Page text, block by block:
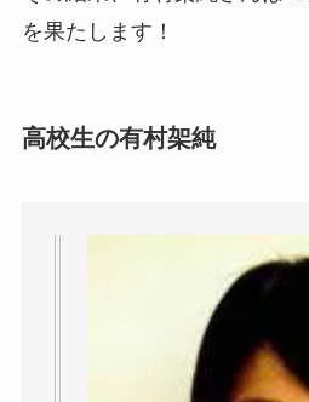
を果たします！
高校生の有村架純